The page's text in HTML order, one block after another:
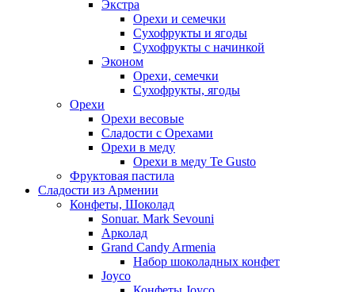
Экстра
Орехи и семечки
Сухофрукты и ягоды
Сухофрукты с начинкой
Эконом
Орехи, семечки
Сухофрукты, ягоды
Орехи
Орехи весовые
Сладости с Орехами
Орехи в меду
Орехи в меду Te Gusto
Фруктовая пастила
Сладости из Армении
Конфеты, Шоколад
Sonuar. Mark Sevouni
Арколад
Grand Candy Armenia
Набор шоколадных конфет
Joyco